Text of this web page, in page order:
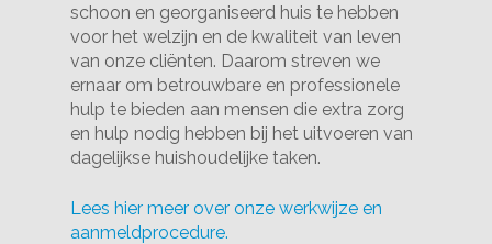
schoon en georganiseerd huis te hebben
voor het welzijn en de kwaliteit van leven
van onze cliënten. Daarom streven we
ernaar om betrouwbare en professionele
hulp te bieden aan mensen die extra zorg
en hulp nodig hebben bij het uitvoeren van
dagelijkse huishoudelijke taken.
Lees hier meer over onze werkwijze en
aanmeldprocedure.